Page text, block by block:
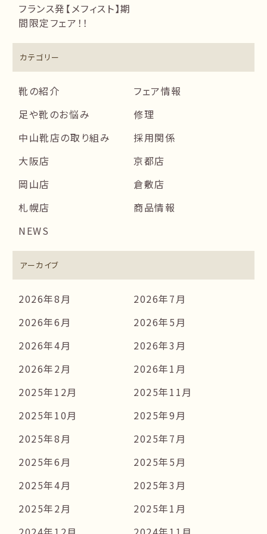
フランス発【メフィスト】期
間限定フェア！！
カテゴリー
靴の紹介
フェア情報
足や靴のお悩み
修理
中山靴店の取り組み
採用関係
大阪店
京都店
岡山店
倉敷店
札幌店
商品情報
NEWS
アーカイブ
2026年8月
2026年7月
2026年6月
2026年5月
2026年4月
2026年3月
2026年2月
2026年1月
2025年12月
2025年11月
2025年10月
2025年9月
2025年8月
2025年7月
2025年6月
2025年5月
2025年4月
2025年3月
2025年2月
2025年1月